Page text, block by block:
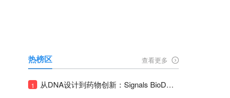
热榜区 查看更多
1 从DNA设计到药物创新：Signals BioDesign如何重塑分子生物学研发生态！